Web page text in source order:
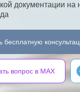
документации на
бесплатную
вопрос в MAX